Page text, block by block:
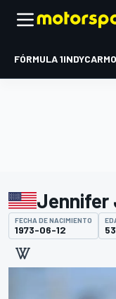
FÓRMULA 1INDYCAR
Jennifer
FECHA DE NACIMIENTO
1973-06-12 53